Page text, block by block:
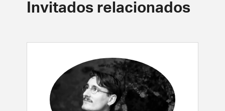
Invitados relacionados